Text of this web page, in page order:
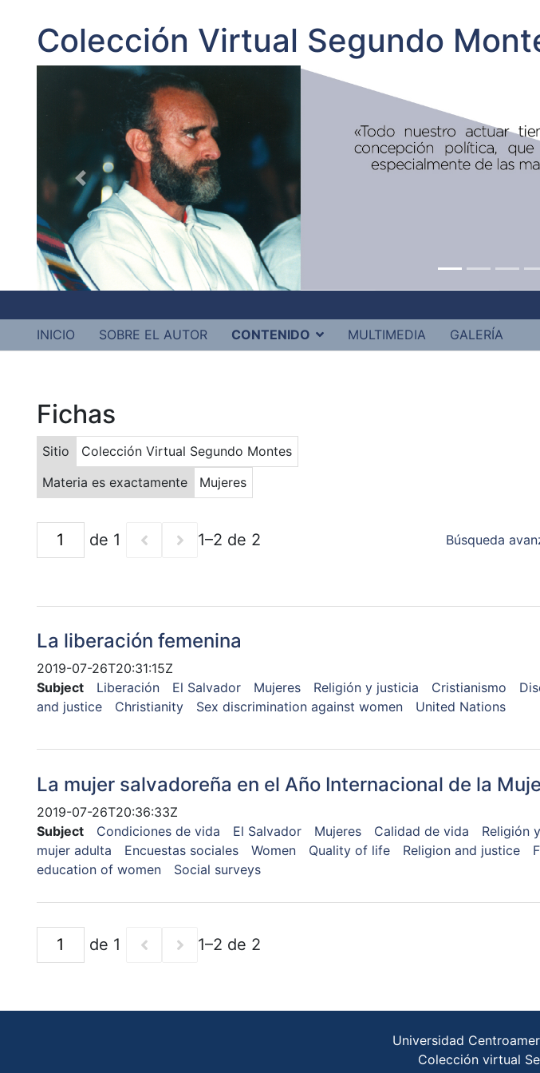
Colección Virtual Segundo
INICIO SOBRE EL AUTOR CONTENIDO MULTIMEDIA GALERÍA
Fichas
Sitio
Colección Virtual Segundo Montes
Materia es exactamente
Mujeres
de 1 1–2 de 2 Búsqueda
La liberación femenina
2019-07-26T20:31:15Z
Subject
Liberación El Salvador Mujeres Religión y justicia Cristianismo
and justice
Christianity Sex discrimination against women United Nations
La mujer salvadoreña en el Año Internacional de la
2019-07-26T20:36:33Z
Subject
Condiciones de vida El Salvador Mujeres Calidad de vida Religión
mujer adulta
Encuestas sociales Women Quality of life Religion and justice
education of women
Social surveys
de 1 1–2 de 2
Universidad
Colección virtual